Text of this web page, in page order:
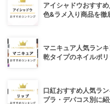
アイシャドウおすす
色&ラメ入り商品を徹
マニキュア人気ラン
乾タイプのネイルポリ
口紅おすすめ人気ラ
プラ・デパコス別に紹